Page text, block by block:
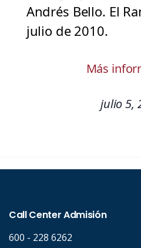
Andrés Bello. El
julio de 2010.
Más
julio 5,